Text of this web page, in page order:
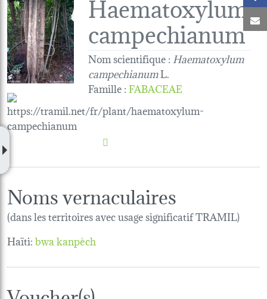
campechianum
Nom scientifique : Haematoxylum
campechianumL.
Famille:FABACEAE
Noms vernaculaires
(dans les territoires avec usage significatif TRAMIL)
Haïti:bwa kanpèch